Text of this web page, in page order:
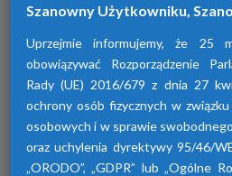
Szanowny Użytkowniku,
Uprzejmie informujemy, że 25
obowiązywać Rozporządzenie
Rady (UE) 2016/679 z dnia 27
ochrony osób fizycznych w
osobowych i w sprawie
oraz uchylenia dyrektywy 95/46/
„ORODO”, „GDPR” lub „Ogólne